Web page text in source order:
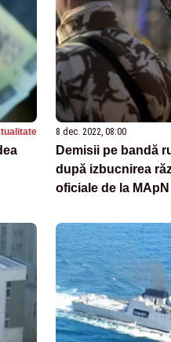
8 dec. 2022, 08:00
Demisii pe bandă rulantă în
după izbucnirea
oficiale de la MApN